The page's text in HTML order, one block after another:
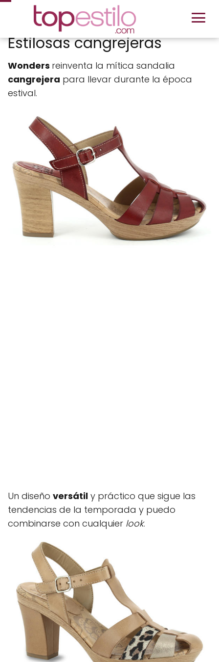
Estilosas cangrejeras
Wonders reinventa la mítica sandalia
cangrejera para llevar durante la época
estival.
Un diseño versátil y práctico que sigue las
tendencias de la temporada y puedo
combinarse con cualquier look.